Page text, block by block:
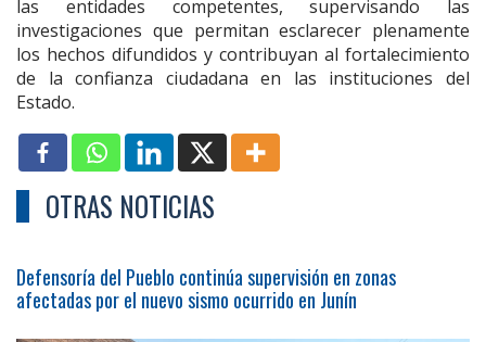
las entidades competentes, supervisando las
investigaciones que permitan esclarecer plenamente
los hechos difundidos y contribuyan al fortalecimiento
de la confianza ciudadana en las instituciones del
Estado.
OTRAS NOTICIAS
Defensoría del Pueblo continúa supervisión en zonas
afectadas por el nuevo sismo ocurrido en Junín